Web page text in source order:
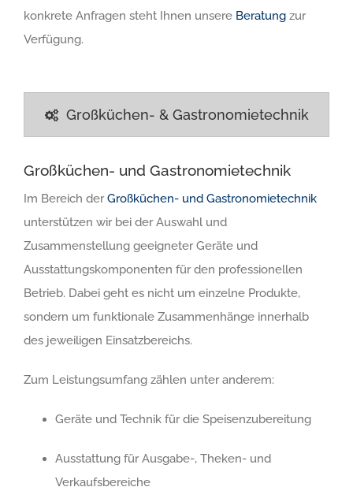
konkrete Anfragen steht Ihnen unsere Beratung zur
Verfügung.
Großküchen- & Gastronomietechnik
Großküchen- und Gastronomietechnik
Im Bereich derGroßküchen- und Gastronomietechnik
unterstützen wir bei der Auswahl und
Zusammenstellung geeigneter Geräte und
Ausstattungskomponenten für den professionellen
Betrieb. Dabei geht es nicht um einzelne Produkte,
sondern um funktionale Zusammenhänge innerhalb
des jeweiligen Einsatzbereichs.
Zum Leistungsumfang zählen unter anderem:
Geräte und Technik für die Speisenzubereitung
Ausstattung für Ausgabe-, Theken- und
Verkaufsbereiche